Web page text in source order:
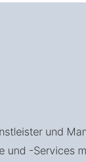
und
und -Services